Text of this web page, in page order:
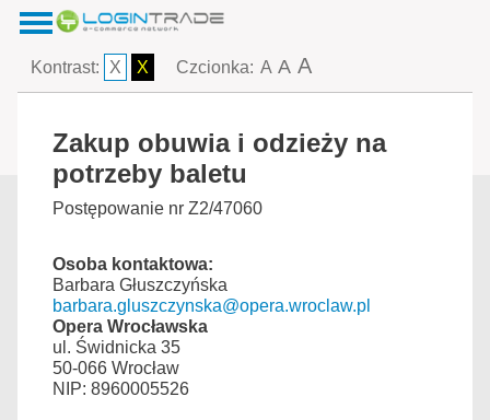
Kontrast: X X Czcionka: A A A
Zakup obuwia i odzieży na
potrzeby baletu
Postępowanie nr Z2/47060
Osoba kontaktowa:
Barbara Głuszczyńska
barbara.gluszczynska@opera.wroclaw.pl
Opera Wrocławska
ul. Świdnicka 35
50-066 Wrocław
NIP: 8960005526